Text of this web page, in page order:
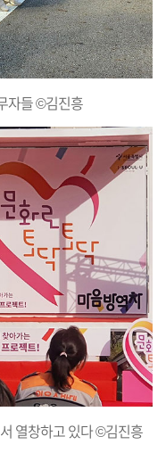
자들 ©김진흥
열창하고 있다 ©김진흥